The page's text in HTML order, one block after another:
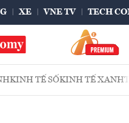
XE VNE TV TECH
KINH TẾ SỐKINH TẾ XANH